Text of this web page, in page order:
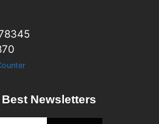
Newsletters